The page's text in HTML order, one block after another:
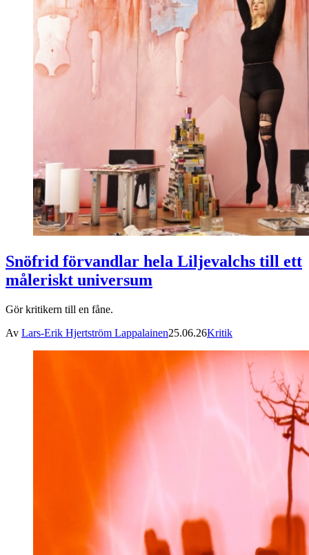
Snöfrid förvandlar hela Liljevalchs till ett
måleriskt universum
Gör kritikern till en fåne.
Av Lars-Erik Hjertström Lappalainen25.06.26Kritik